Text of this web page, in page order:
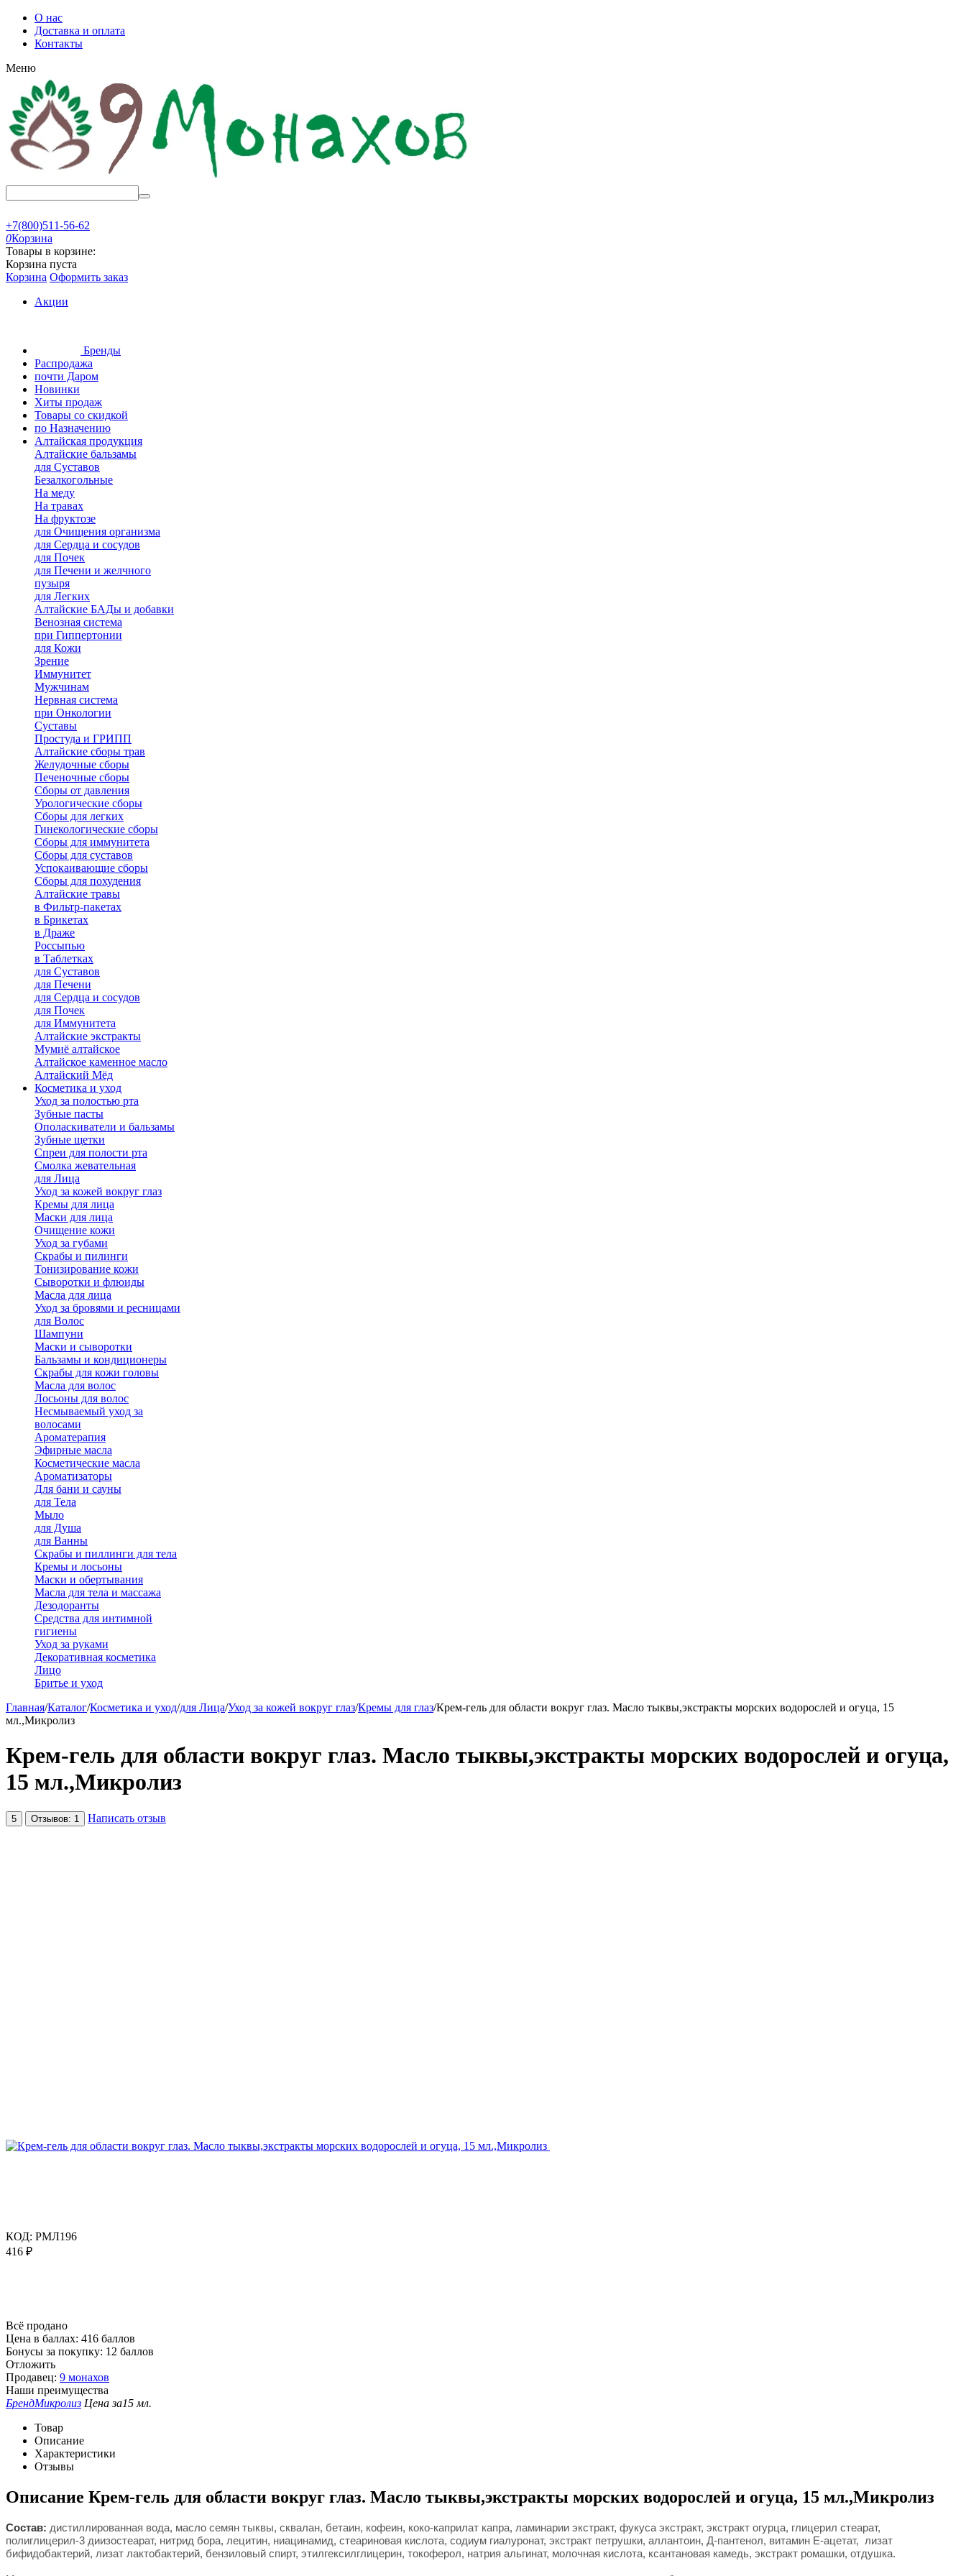
О нас
Доставка и оплата
Контакты
Меню
+7(800)511-56-62
0Корзина
Товары в корзине:
Корзина пуста
Корзина Оформить заказ
Акции
Бренды
Распродажа
почти Даром
Новинки
Хиты продаж
Товары со скидкой
по Назначению
Алтайская продукция
Алтайские бальзамы
для Суставов
Безалкогольные
На меду
На травах
На фруктозе
для Очищения организма
для Сердца и сосудов
для Почек
для Печени и желчного
пузыря
для Легких
Алтайские БАДы и добавки
Венозная система
при Гиппертонии
для Кожи
Зрение
Иммунитет
Мужчинам
Нервная система
при Онкологии
Суставы
Простуда и ГРИПП
Алтайские сборы трав
Желудочные сборы
Печеночные сборы
Сборы от давления
Урологические сборы
Сборы для легких
Гинекологические сборы
Сборы для иммунитета
Сборы для суставов
Успокаивающие сборы
Сборы для похудения
Алтайские травы
в Фильтр-пакетах
в Брикетах
в Драже
Россыпью
в Таблетках
для Cуставов
для Печени
для Сердца и сосудов
для Почек
для Иммунитета
Алтайские экстракты
Мумиё алтайское
Алтайское каменное масло
Алтайский Мёд
Косметика и уход
Уход за полостью рта
Зубные пасты
Ополаскиватели и бальзамы
Зубные щетки
Спреи для полости рта
Смолка жевательная
для Лица
Уход за кожей вокруг глаз
Кремы для лица
Маски для лица
Очищение кожи
Уход за губами
Скрабы и пилинги
Тонизирование кожи
Сыворотки и флюиды
Масла для лица
Уход за бровями и ресницами
для Волос
Шампуни
Маски и сыворотки
Бальзамы и кондиционеры
Скрабы для кожи головы
Масла для волос
Лосьоны для волос
Несмываемый уход за
волосами
Ароматерапия
Эфирные масла
Косметические масла
Ароматизаторы
Для бани и сауны
для Тела
Мыло
для Душа
для Ванны
Скрабы и пиллинги для тела
Кремы и лосьоны
Маски и обертывания
Масла для тела и массажа
Дезодоранты
Средства для интимной
гигиены
Уход за руками
Декоративная косметика
Лицо
Бритье и уход
Главная/Каталог/Косметика и уход/для Лица/Уход за кожей вокруг глаз/Кремы для глаз/Крем-гель для области вокруг глаз. Масло тыквы,экстракты морских водорослей и огуца, 15
мл.,Микролиз
Крем-гель для области вокруг глаз. Масло тыквы,экстракты морских водорослей и огуца,
15 мл.,Микролиз
5 Отзывов: 1 Написать отзыв
КОД: РМЛ196
416 ₽
Всё продано
Цена в баллах: 416 баллов
Бонусы за покупку: 12 баллов
Отложить
Продавец: 9 монахов
Наши преимущества
БрендМикролиз Цена за15 мл.
Товар
Описание
Характеристики
Отзывы
Описание Крем-гель для области вокруг глаз. Масло тыквы,экстракты морских водорослей и огуца, 15 мл.,Микролиз
Состав: дистиллированная вода, масло семян тыквы, сквалан, бетаин, кофеин, коко-каприлат капра, ламинарии экстракт, фукуса экстракт, экстракт огурца, глицерил стеарат,
полиглицерил-3 диизостеарат, нитрид бора, лецитин, ниацинамид, стеариновая кислота, содиум гиалуронат, экстракт петрушки, аллантоин, Д-пантенол, витамин E-ацетат, лизат
бифидобактерий, лизат лактобактерий, бензиловый спирт, этилгексилглицерин, токоферол, натрия альгинат, молочная кислота, ксантановая камедь, экстракт ромашки, отдушка.